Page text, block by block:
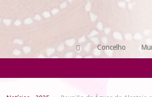
Concelho